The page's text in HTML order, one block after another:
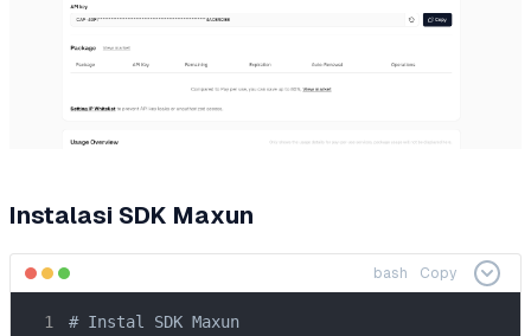
Instalasi SDK Maxun
bash Copy
# Instal SDK Maxun